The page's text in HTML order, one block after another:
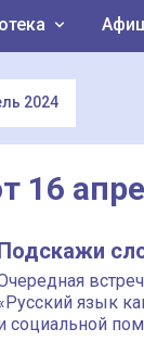
2024
16
язык
социальной